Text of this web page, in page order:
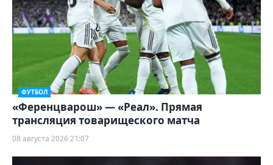
ФУТБОЛ
«Ференцварош» — «Реал». Прямая
трансляция товарищеского матча
08 августа 2026 21:07